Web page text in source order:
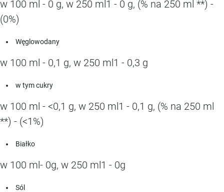
w 100 ml - 0 g, w 250 ml1 - 0 g, (% na 250 ml **) -
(0%)
Węglowodany
w 100 ml - 0,1 g, w 250 ml1 - 0,3 g
w tym cukry
w 100 ml - <0,1 g, w 250 ml1 - 0,1 g, (% na 250 ml
**) - (<1%)
Białko
w 100 ml- 0g, w 250 ml1 - 0g
Sól